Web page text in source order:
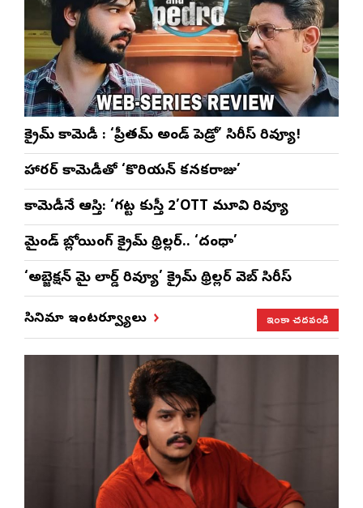
క్రైమ్ కామెడీ : ‘ప్రీతమ్ అండ్ పెడ్రో’ సిరీస్ రివ్యూ!
హారర్ కామెడీతో ‘కొరియన్ కనకరాజు’
కామెడీనే ఆస్తి: ‘గట్ట కుస్తీ 2’OTT మూవి రివ్యూ
మైండ్ బ్లోయింగ్ క్రైమ్ థ్రిల్లర్.. ‘దంధా’
‘అబ్జెక్ష‌న్ మై లార్డ్ రివ్యూ’ క్రైమ్ థ్రిల్ల‌ర్ వెబ్ సిరీస్
సినిమా ఇంటర్వ్యూలు ఇంకా చదవండి